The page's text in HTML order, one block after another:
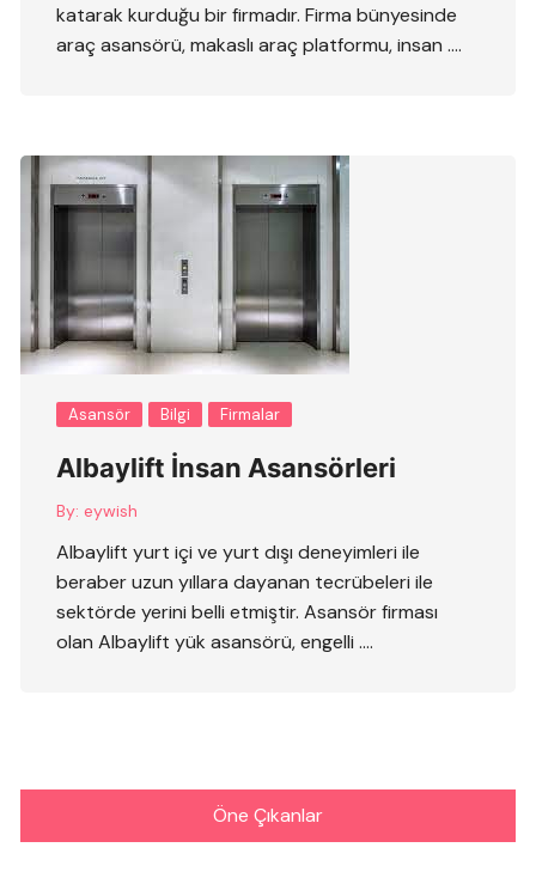
katarak kurduğu bir firmadır. Firma bünyesinde
araç asansörü, makaslı araç platformu, insan ….
Asansör Bilgi Firmalar
Albaylift İnsan Asansörleri
By: eywish
Albaylift yurt içi ve yurt dışı deneyimleri ile
beraber uzun yıllara dayanan tecrübeleri ile
sektörde yerini belli etmiştir. Asansör firması
olan Albaylift yük asansörü, engelli ….
Öne Çıkanlar